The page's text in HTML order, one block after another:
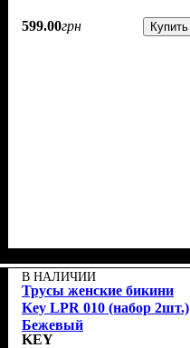
599.00грн Купить
В НАЛИЧИИ
Трусы женские бикини
Key LPR 010 (набор 2шт.)
Бежевый
KEY